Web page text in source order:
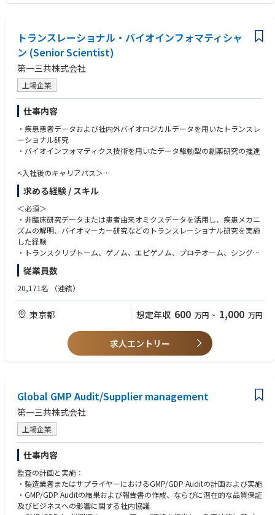
• シニアメンバーや管理職からメンタリングを積極的に受け、個人の成長
を継続的に追求できること
トランスレーショナル・バイオインフォマティシャ
ン (Senior Scientist)
第一三共株式会社
上場企業
仕事内容
・疾患患者データおよび社内外バイオロジカルデータを用いたトランスレ
ーショナル研究
・バイオインフォマティクス技術を用いたデータ駆動型の創薬研究の推進
<入社後のキャリアパス＞
・創薬研究の初期探索またはプロジェクトのリーダー
・データ駆動型創薬研究基盤構築の企画・推進リーダー
求める経験 / スキル
＜必須＞
・非臨床研究データまたは患者由来オミクスデータを活用し、疾患メカニ
ズムの解明、バイオマーカー研究などのトランスレーショナル研究を実施
した経験
・トランスクリプトーム、ゲノム、エピゲノム、プロテオーム、シングル
セル解析などのオミクスデータを用いた研究経験
・生物学的・薬理学的な仮説に基づいて解析計画を立案し、得られた結果
を解釈して次の実験や研究方針につなげた経験
性や臨床的意義を評価する能力
・薬理、疾患生物学、分子生物学、バイオインフォマティクス、計算生物
学、または関連分野における専門知識
・バイオインフォマティクス、医学、薬学、または生命科学関連分野の博
ション能力
・理系博士号取得者
＜尚可＞
・薬理研究経験
・製薬企業またはバイオテックにて5年以上の勤務経験
・アカデミアにおいて、バイオインフォマティクスを用いた創薬または疾
患研究の経験がある。
・英語でコミュニケーションできる能力、英語論文執筆経験
従業員数
20,171名 （連結）
東京都 想定年収 600 万円 ~ 1,000 万円
求人エントリー
Global GMP Audit/Supplier management
第一三共株式会社
上場企業
仕事内容
監査の計画と実施：
・製造業者またはサプライヤーにおけるGMP/GDP Auditの計画および実施
・GMP/GDP Auditの結果および報告書の作成、ならびに潜在的な品質保証
及びビジネスへの影響に関する社内協議